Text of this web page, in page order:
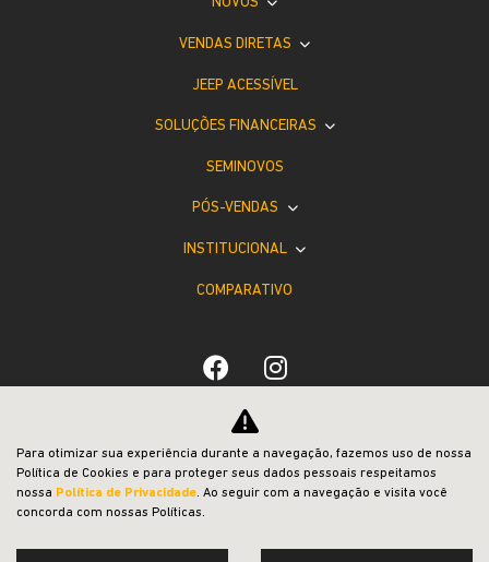
VENDAS DIRETAS
JEEP ACESSÍVEL
SOLUÇÕES FINANCEIRAS
SEMINOVOS
PÓS-VENDAS
INSTITUCIONAL
COMPARATIVO
Desacelere. Seu bem maior é a vida.
Para otimizar sua experiência durante a navegação, fazemos uso de nossa
Política de Cookies e para proteger seus dados pessoais respeitamos
nossa Política de Privacidade. Ao seguir com a navegação e visita você
concorda com nossas Políticas.